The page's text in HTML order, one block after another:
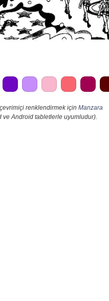
renklendirmek için Manzara
ve Android tabletlerle uyumludur).